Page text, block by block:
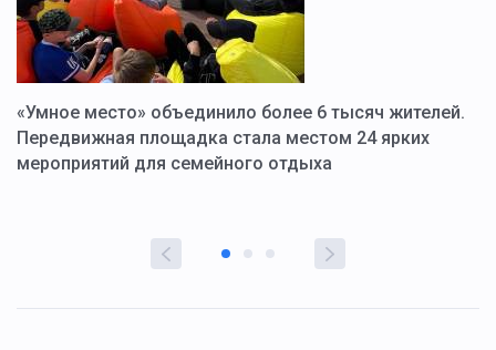
«Умное место» объединило более 6 тысяч жителей.
Передвижная площадка стала местом 24 ярких
мероприятий для семейного отдыха